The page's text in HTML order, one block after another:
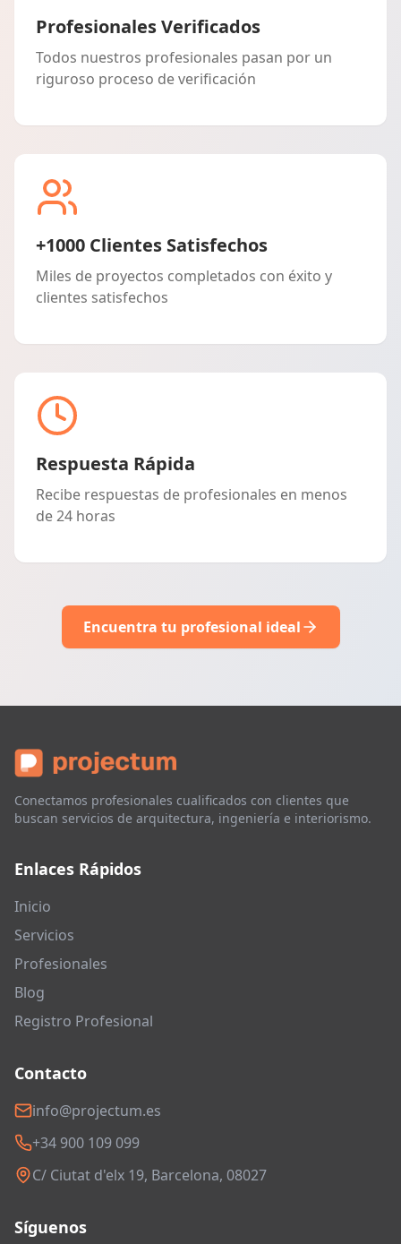
Profesionales Verificados
Todos nuestros profesionales pasan por un
riguroso proceso de verificación
+1000 Clientes Satisfechos
Miles de proyectos completados con éxito y
clientes satisfechos
Respuesta Rápida
Recibe respuestas de profesionales en menos
de 24 horas
Encuentra tu profesional ideal
Conectamos profesionales cualificados con clientes que
buscan servicios de arquitectura, ingeniería e interiorismo.
Enlaces Rápidos
Inicio
Servicios
Profesionales
Blog
Registro Profesional
Contacto
info@projectum.es
+34 900 109 099
C/ Ciutat d'elx 19, Barcelona, 08027
Síguenos